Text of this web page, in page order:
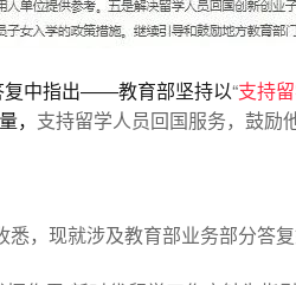
复中指出——教育部坚持以“支持
， 支持留学人员回国服务，鼓励
，现就涉及教育部业务部分答复